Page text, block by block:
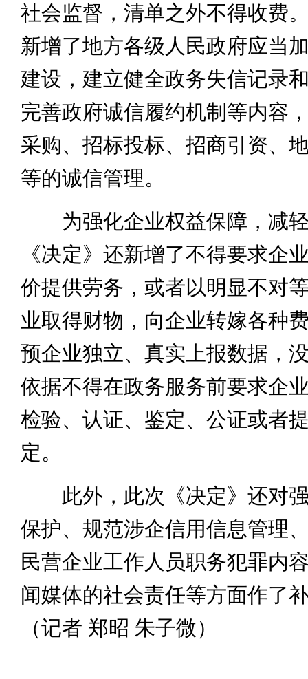
社会监督，清单之外不得收费
新增了地方各级人民政府应当
建设，建立健全政务失信记录
完善政府诚信履约机制等内容
采购、招标投标、招商引资、
等的诚信管理。
为强化企业权益保障，减轻
《决定》还新增了不得要求企
价提供劳务，或者以明显不对
业取得财物，向企业转嫁各种
预企业独立、真实上报数据，
依据不得在政务服务前要求企
检验、认证、鉴定、公证或者
定。
此外，此次《决定》还对强
保护、规范涉企信用信息管理
民营企业工作人员职务犯罪内
闻媒体的社会责任等方面作了
（记者 郑昭 朱子微）